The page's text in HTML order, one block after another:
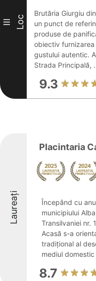
III Loc
Brutăria Giurgiu
un punct de
produse de
obiectiv
gustului autentic.
Strada Principală,
9.3
Laureați
Placintaria
Începând cu
municipiului
Transilvaniei nr.
Acasă s-a
tradițional al
mediul
8.7